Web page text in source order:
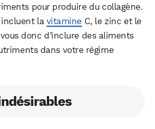
pour produire du collagène.
la vitamine C, le zinc et le
donc d’inclure des aliments
dans votre régime